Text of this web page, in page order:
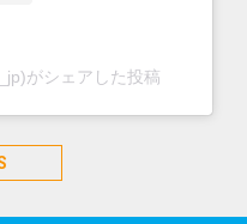
がシェアした投稿